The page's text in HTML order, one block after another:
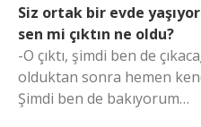
Siz ortak bir evde
sen mi çıktın ne oldu?
-O çıktı, şimdi ben de
olduktan sonra hemen
Şimdi ben de bakıyorum…